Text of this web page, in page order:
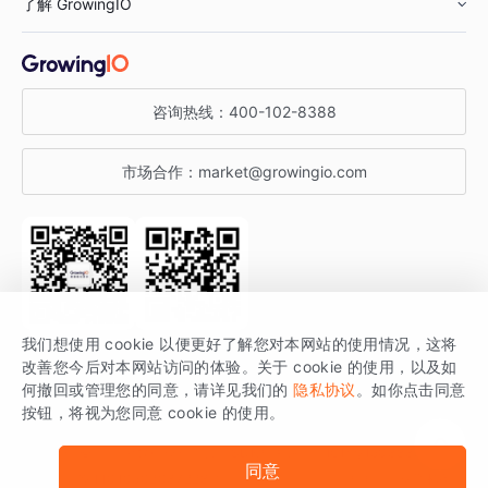
汽车行业
金融行业
智能运营
获客分析
增长公开课
增长博客
开发者文档
SDK 文档
场景指南
了解 GrowingIO
关于 GrowingIO
增长大会
行业活动
咨询热线： 400-102-8388
市场合作： market@growingio.com
关注公众号 获取更多干货
GrowingIO 是专注于数据智能分析与增长的品牌，核心平台为 GrowingIO
分析云。
版权所有 © 北京易数科技有限公司
我们想使用 cookie 以便更好了解您对本网站的使用情况，这将
改善您今后对本网站访问的体验。关于 cookie 的使用，以及如
何撤回或管理您的同意，请详见我们的 隐私协议 。如你点击同意
按钮，将视为您同意 cookie 的使用。
同意